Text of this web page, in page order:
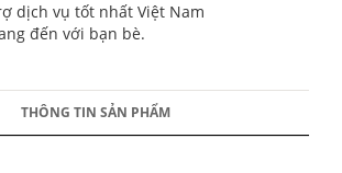
dịch vụ tốt nhất Việt Nam
đến với bạn bè.
THÔNG TIN SẢN PHẨM